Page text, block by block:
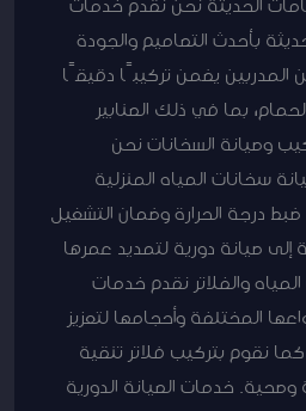
بأحدث التصاميم والجودة
المدربين يضمن تركيبًا دقيقًا
بما في ذلك الصنابير
وصيانة السخانات نحن
سخانات المياه المنزلية
درجة الحرارة وضمان التشغيل
إلى صيانة دورية لتمديد عمرها
والفلاتر نقدم خدمات
المختلفة وأحجامها لتعزيز
نقوم بتركيب فلاتر تنقية
خدمات الصيانة الدورية